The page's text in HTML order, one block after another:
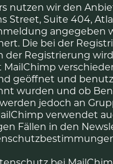
nutzen wir den
Street, Suite 404,
angegeben
Die bei der
Registrierung
geöffnet und
wurden und ob
jedoch an
verwendet
Fällen in den